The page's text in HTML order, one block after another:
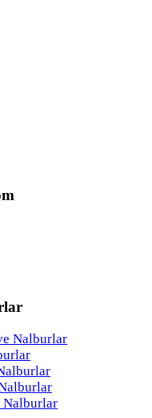
Nalburlar
Nalburlar